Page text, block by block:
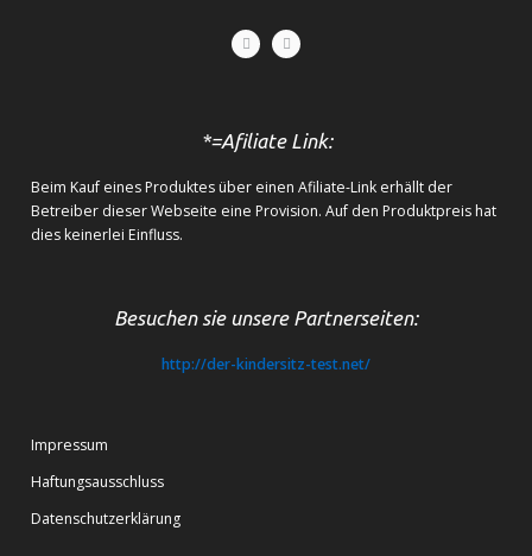
*=Afiliate Link:
Beim Kauf eines Produktes über einen Afiliate-Link erhällt der
Betreiber dieser Webseite eine Provision. Auf den Produktpreis hat
dies keinerlei Einfluss.
Besuchen sie unsere Partnerseiten:
http://der-kindersitz-test.net/
Impressum
Haftungsausschluss
Datenschutzerklärung